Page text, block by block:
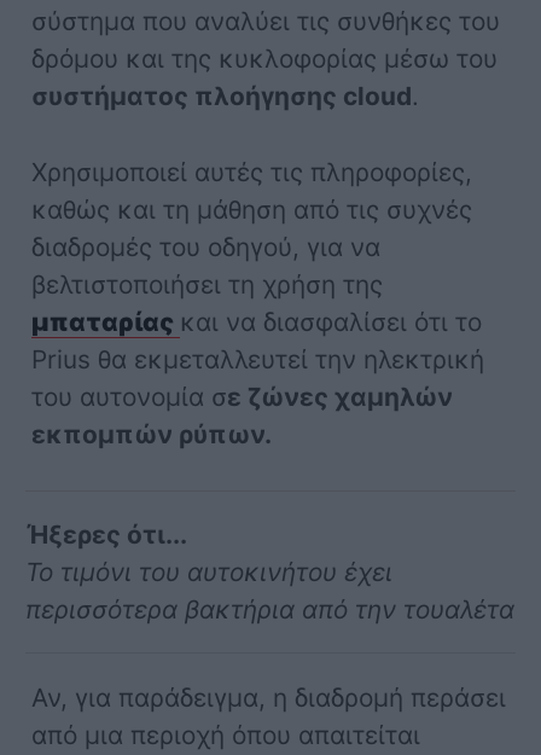
σύστημα που αναλύει τις συνθήκες του
δρόμου και της κυκλοφορίας μέσω του
συστήματος πλοήγησης cloud.
Χρησιμοποιεί αυτές τις πληροφορίες,
καθώς και τη μάθηση από τις συχνές
διαδρομές του οδηγού, για να
βελτιστοποιήσει τη χρήση της
μπαταρίας και να διασφαλίσει ότι το
Prius θα εκμεταλλευτεί την ηλεκτρική
του αυτονομία σε ζώνες χαμηλών
εκπομπών ρύπων.
Ήξερες ότι...
Το τιμόνι του αυτοκινήτου έχει
περισσότερα βακτήρια από την τουαλέτα
Αν, για παράδειγμα, η διαδρομή περάσει
από μια περιοχή όπου απαιτείται